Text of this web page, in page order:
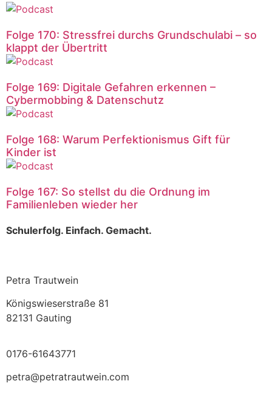
Folge 170: Stressfrei durchs Grundschulabi – so
klappt der Übertritt
Folge 169: Digitale Gefahren erkennen –
Cybermobbing & Datenschutz
Folge 168: Warum Perfektionismus Gift für
Kinder ist
Folge 167: So stellst du die Ordnung im
Familienleben wieder her
Schulerfolg. Einfach. Gemacht.
Petra Trautwein
Königswieserstraße 81
82131 Gauting
0176-61643771
petra@petratrautwein.com